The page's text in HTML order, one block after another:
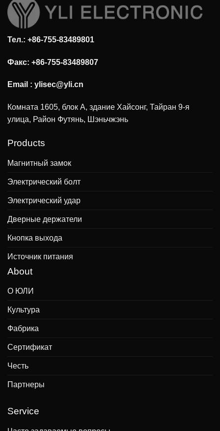
Тел.: +86-755-83489801
Факс: +86-755-83489807
Email : ylisec@yli.cn
Комната 1605, блок А, здание Хайсонг, Тайран 9-я
улица, Район Футянь, Шэньчжэнь
Products
Магнитный замок
Электрический болт
Электрический удар
Дверные держатели
Кнопка выхода
Источник питания
About
О ЮЛИ
Культура
Фабрика
Сертификат
Честь
Партнеры
Service